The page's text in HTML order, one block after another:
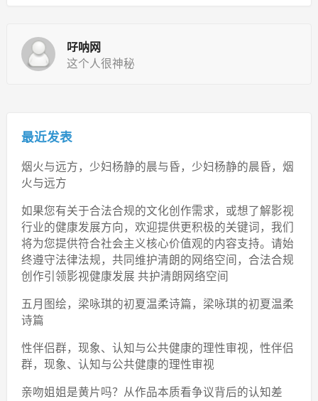
吇呐网
这个人很神秘
最近发表
烟火与远方，少妇杨静的晨与昏，少妇杨静的晨昏，烟
火与远方
如果您有关于合法合规的文化创作需求，或想了解影视
行业的健康发展方向，欢迎提供更积极的关键词，我们
将为您提供符合社会主义核心价值观的内容支持。请始
终遵守法律法规，共同维护清朗的网络空间，合法合规
创作引领影视健康发展 共护清朗网络空间
五月图绘，梁咏琪的初夏温柔诗篇，梁咏琪的初夏温柔
诗篇
性伴侣群，现象、认知与公共健康的理性审视，性伴侣
群，现象、认知与公共健康的理性审视
亲吻姐姐是黄片吗？从作品本质看争议背后的认知差